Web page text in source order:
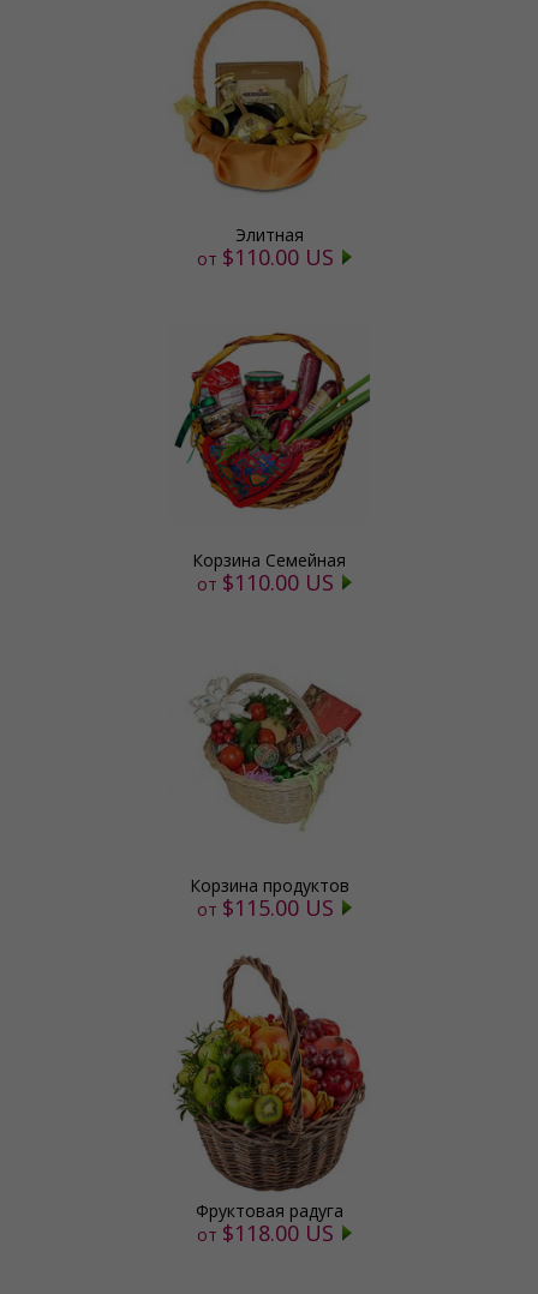
Элитная
от $110.00 US
Корзина Семейная
от $110.00 US
Корзина продуктов
от $115.00 US
Фруктовая радуга
от $118.00 US